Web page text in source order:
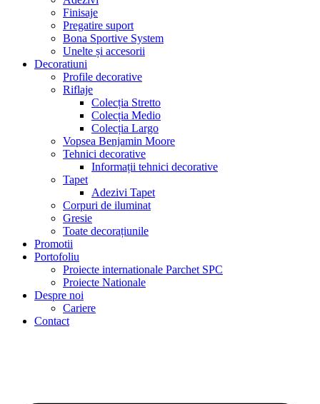
Finisaje
Pregatire suport
Bona Sportive System
Unelte și accesorii
Decoratiuni
Profile decorative
Riflaje
Colecția Stretto
Colecția Medio
Colecția Largo
Vopsea Benjamin Moore
Tehnici decorative
Informații tehnici decorative
Tapet
Adezivi Tapet
Corpuri de iluminat
Gresie
Toate decorațiunile
Promotii
Portofoliu
Proiecte internationale Parchet SPC
Proiecte Nationale
Despre noi
Cariere
Contact